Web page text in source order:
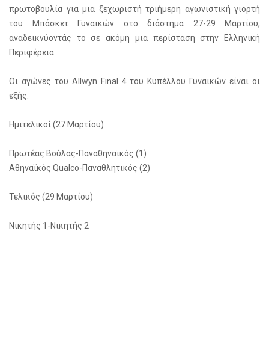
πρωτοβουλία για μια ξεχωριστή τριήμερη αγωνιστική γιορτή
του Μπάσκετ Γυναικών στο διάστημα 27-29 Μαρτίου,
αναδεικνύοντάς το σε ακόμη μια περίσταση στην Ελληνική
Περιφέρεια.
Οι αγώνες του Allwyn Final 4 του Κυπέλλου Γυναικών είναι οι
εξής:
Ημιτελικοί (27 Μαρτίου)
Πρωτέας Βούλας-Παναθηναϊκός (1)
Αθηναϊκός Qualco-Παναθλητικός (2)
Τελικός (29 Μαρτίου)
Νικητής 1-Νικητής 2